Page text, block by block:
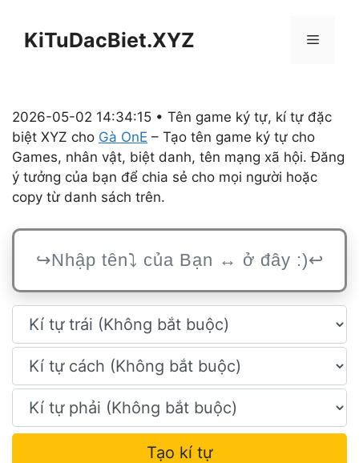
KiTuDacBiet.XYZ Menu
2026-05-02 14:34:15 • Tên game ký tự, kí tự đặc
biệt XYZ cho Gà OnE – Tạo tên game ký tự cho
Games, nhân vật, biệt danh, tên mạng xã hội. Đăng
ý tưởng của bạn để chia sẻ cho mọi người hoặc
copy từ danh sách trên.
Tạo kí tự